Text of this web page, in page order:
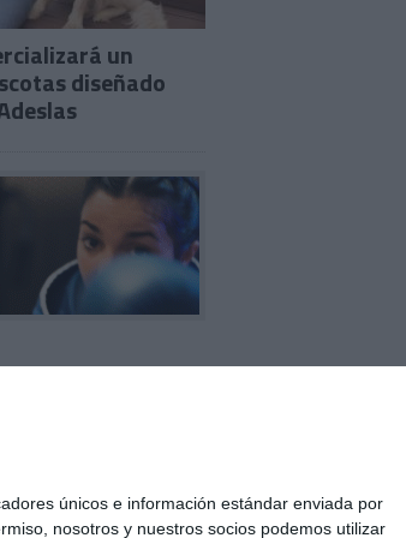
únicos e información estándar enviada por
nosotros y nuestros socios podemos utilizar
un
diseñado